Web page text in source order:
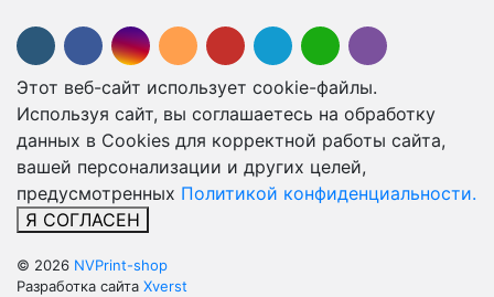
Этот веб-сайт использует cookie-файлы.
Используя сайт, вы соглашаетесь на обработку
данных в Cookies для корректной работы сайта,
вашей персонализации и других целей,
предусмотренных Политикой конфиденциальности.
Я СОГЛАСЕН
© 2026 NVPrint-shop
Разработка сайта Xverst